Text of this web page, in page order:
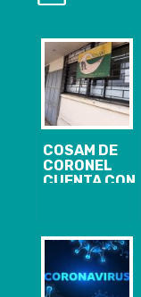
COSAM DE
CORONEL
CUENTA CON
USUARIA EN
ESTE PERIODO
DE